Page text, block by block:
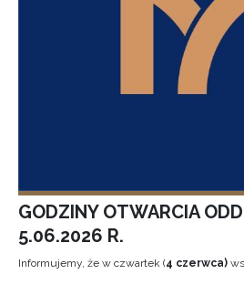
GODZINY OTWARCIA
5.06.2026 R.
Informujemy, że w czwartek (4 czerwca)